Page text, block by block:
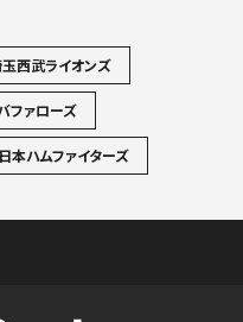
西武ライオンズ
ファローズ
本ハムファイターズ